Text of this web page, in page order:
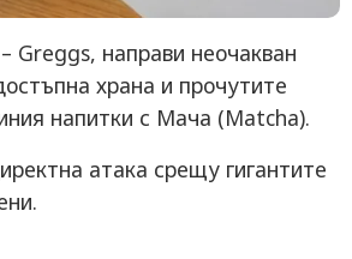
Greggs, направи неочакван
храна и прочутите
напитки с Мача (Matcha).
атака срещу гигантите